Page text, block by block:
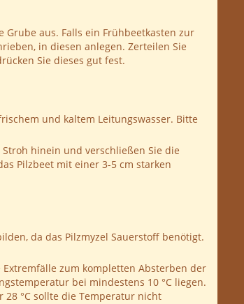
Grube aus. Falls ein Frühbeetkasten zur
in diesen anlegen. Zerteilen Sie
Sie dieses gut fest.
und kaltem Leitungswasser. Bitte
hinein und verschließen Sie die
Pilzbeet mit einer 3-5 cm starken
da das Pilzmyzel Sauerstoff benötigt.
zum kompletten Absterben der
bei mindestens 10 °C liegen.
28 °C sollte die Temperatur nicht